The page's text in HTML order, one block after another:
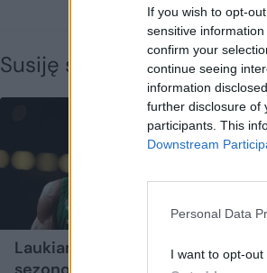
If you wish to opt-
sensitive
confirm your
continue seeing
information
further disclosure of
participants. This
Downstream
Personal Data
I want to opt-out
Susiję straipsniai
Laukiamiausias